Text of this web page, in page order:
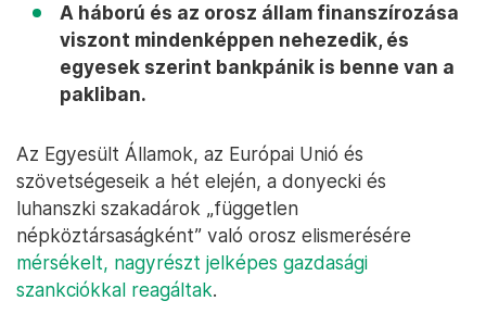
A háború és az orosz állam finanszírozása
viszont mindenképpen nehezedik, és
egyesek szerint bankpánik is benne van a
pakliban.
Az Egyesült Államok, az Európai Unió és
szövetségeseik a hét elején, a donyecki és
luhanszki szakadárok „független
népköztársaságként” való orosz elismerésére
mérsékelt, nagyrészt jelképes gazdasági
szankciókkal reagáltak.